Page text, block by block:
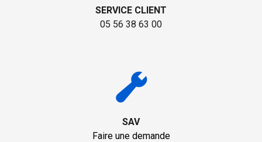
SERVICE CLIENT
05 56 38 63 00
SAV
Faire une demande